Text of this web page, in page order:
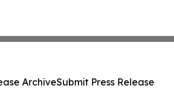
ArchiveSubmit Press Release